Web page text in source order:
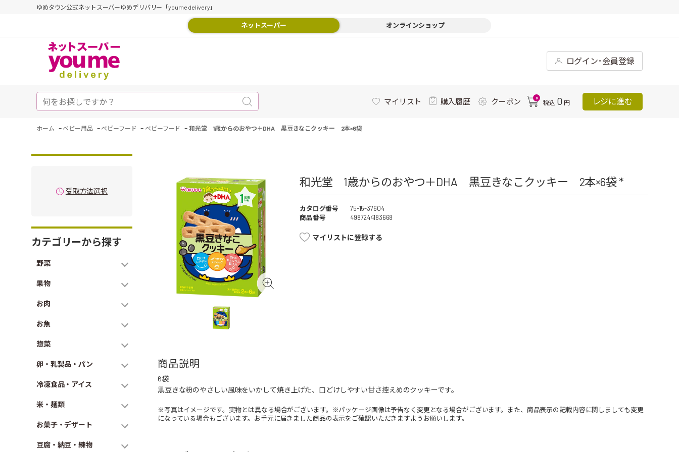
ゆめタウン公式ネットスーパーゆめデリバリー「youme delivery」
ネットスーパー オンラインショップ
ログイン･会員登録
マイリスト 購入履歴 クーポン 0
税込 0 円 レジに進む
ホーム - ベビー用品 - ベビーフード - ベビーフード - 和光堂 1歳からのおやつ＋DHA 黒豆きなこクッキー 2本×6袋
受取方法選択
カテゴリーから探す
野菜
果物
お肉
お魚
惣菜
卵・乳製品・パン
冷凍食品・アイス
米・麺類
お菓子・デザート
豆腐・納豆・練物
和光堂 1歳からのおやつ＋DHA 黒豆きなこクッキー 2本×6袋 *
カタログ番号
75-15-37604
商品番号
4987244183668
マイリストに登録する
商品説明
6袋
黒豆きな粉のやさしい風味をいかして焼き上げた、口どけしやすい甘さ控えめのクッキーです。
※写真はイメージです。実物とは異なる場合がございます。※パッケージ画像は予告なく変更となる場合がございます。また、商品表示の記載内容に関しましても変更
になっている場合もございます。お手元に届きました商品の表示をご確認いただきますようお願いします。